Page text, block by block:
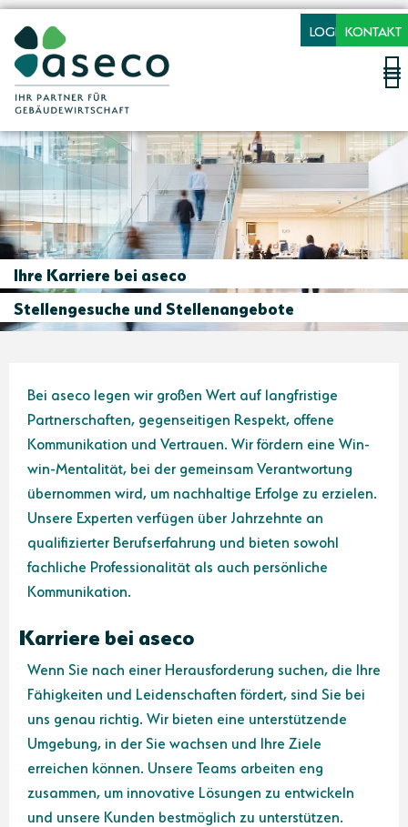
LOGINKONTAKT
Stellengesuche und Stellenangebote
Ihre Karriere bei aseco
Bei aseco legen wir großen Wert auf langfristige
Partnerschaften, gegenseitigen Respekt, offene
Kommunikation und Vertrauen. Wir fördern eine Win-
win-Mentalität, bei der gemeinsam Verantwortung
übernommen wird, um nachhaltige Erfolge zu erzielen.
Unsere Experten verfügen über Jahrzehnte an
qualifizierter Berufserfahrung und bieten sowohl
fachliche Professionalität als auch persönliche
Kommunikation.
Karriere bei aseco
Wenn Sie nach einer Herausforderung suchen, die Ihre
Fähigkeiten und Leidenschaften fördert, sind Sie bei
uns genau richtig. Wir bieten eine unterstützende
Umgebung, in der Sie wachsen und Ihre Ziele
erreichen können. Unsere Teams arbeiten eng
zusammen, um innovative Lösungen zu entwickeln
und unsere Kunden bestmöglich zu unterstützen.